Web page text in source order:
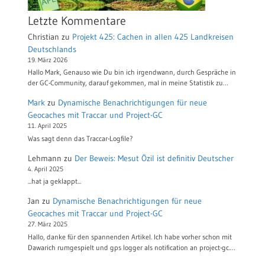
Letzte Kommentare
Christian zu Projekt 425: Cachen in allen 425 Landkreisen
Deutschlands
19. März 2026
Hallo Mark, Genauso wie Du bin ich irgendwann, durch Gespräche in
der GC-Community, darauf gekommen, mal in meine Statistik zu…
Mark zu Dynamische Benachrichtigungen für neue
Geocaches mit Traccar und Project-GC
11. April 2025
Was sagt denn das Traccar-Logfile?
Lehmann zu Der Beweis: Mesut Özil ist definitiv Deutscher
4. April 2025
...hat ja geklappt...
Jan zu Dynamische Benachrichtigungen für neue
Geocaches mit Traccar und Project-GC
27. März 2025
Hallo, danke für den spannenden Artikel. Ich habe vorher schon mit
Dawarich rumgespielt und gps logger als notification an project-gc.…